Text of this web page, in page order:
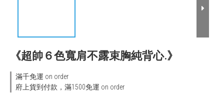
《超帥６色寬肩不露束胸純背心.》
滿千免運 on order
府上貨到付款，滿1500免運 on order